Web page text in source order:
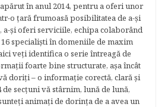
în anul 2014, pentru a oferi unor
o ţară frumoasă posibilitatea de a-şi
a-şi oferi serviciile, echipa colaborând
specialişti în domeniile de maxim
veţi identifica o serie întreagă de
foarte bine structurate, aşa încât
doriţi – o informaţie corectă, clară şi
de secțuni vă stârnim, lună de lună,
animaţi de dorinţa de a avea un